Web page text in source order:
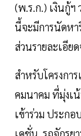
(พ.ร.ก.) เงินกู้
นี้จะมีการนัดหา
ส่วนรายละเอีย
สำหรับโครงกา
คมนาคม ที่มุ่งเ
เข้าร่วม ประก